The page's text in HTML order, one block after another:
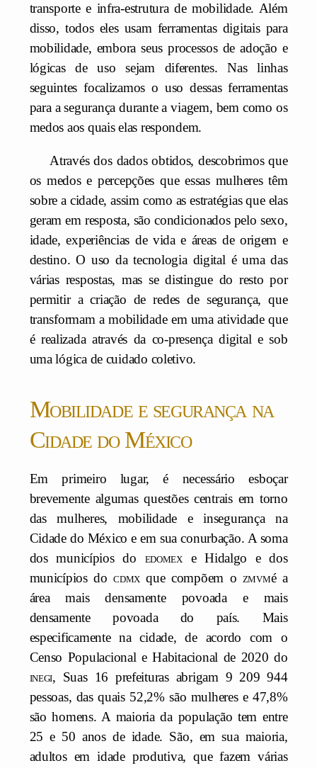
transporte e infra-estrutura de mobilidade. Além
disso, todos eles usam ferramentas digitais para
mobilidade, embora seus processos de adoção e
lógicas de uso sejam diferentes. Nas linhas
seguintes focalizamos o uso dessas ferramentas
para a segurança durante a viagem, bem como os
medos aos quais elas respondem.
Através dos dados obtidos, descobrimos que
os medos e percepções que essas mulheres têm
sobre a cidade, assim como as estratégias que elas
geram em resposta, são condicionados pelo sexo,
idade, experiências de vida e áreas de origem e
destino. O uso da tecnologia digital é uma das
várias respostas, mas se distingue do resto por
permitir a criação de redes de segurança, que
transformam a mobilidade em uma atividade que
é realizada através da co-presença digital e sob
uma lógica de cuidado coletivo.
Mobilidade e segurança na
Cidade do México
Em primeiro lugar, é necessário esboçar
brevemente algumas questões centrais em torno
das mulheres, mobilidade e insegurança na
Cidade do México e em sua conurbação. A soma
dos municípios do edomexe Hidalgo e dos
municípios docdmx que compõem o zmvmé a
área mais densamente povoada e mais
densamente povoada do país. Mais
especificamente na cidade, de acordo com o
Censo Populacional e Habitacional de 2020 do
inegi, Suas 16 prefeituras abrigam 9 209 944
pessoas, das quais 52,2% são mulheres e 47,8%
são homens. A maioria da população tem entre
25 e 50 anos de idade. São, em sua maioria,
adultos em idade produtiva, que fazem várias